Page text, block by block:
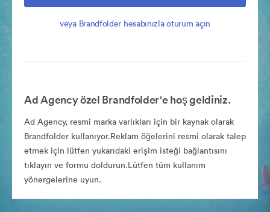
veya Brandfolder hesabınızla oturum açın
Ad Agency özel Brandfolder'e hoş geldiniz.
Ad Agency, resmi marka varlıkları için bir kaynak olarak
Brandfolder kullanıyor.Reklam öğelerini resmi olarak talep
etmek için lütfen yukarıdaki erişim isteği bağlantısını
tıklayın ve formu doldurun.Lütfen tüm kullanım
yönergelerine uyun.